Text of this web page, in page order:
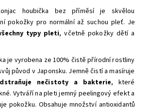
houbička bez příměsí je skvělou
pokožky pro normální až suchou pleť. Je
typy pleti, včetně pokožky dětí a
je vyrobena ze 100% čistě přírodní rostliny
původ v Japonsku. Jemně čistí a masíruje
nečistoty a bakterie, které
Vytváří na pleti jemný peelingový efekt a
pokožku. Obsahuje množství antioxidantů